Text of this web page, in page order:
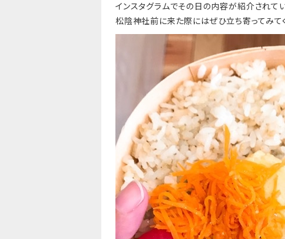
インスタグラムでその日の内容が紹介され
松陰神社前に来た際にはぜひ立ち寄ってみ